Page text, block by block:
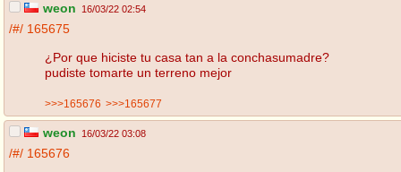
weon 16/03/22 02:54
/#/ 165675
¿Por que hiciste tu casa tan a la conchasumadre?
pudiste tomarte un terreno mejor
>>>165676 >>>165677
weon 16/03/22 03:08
/#/ 165676